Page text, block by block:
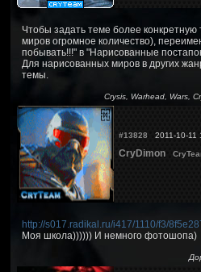
Чтобы задать теме более конкретную
миров огромное количество),
побывать!!!" в "Нарисованные
Для нарисованных миров в других
темы.
Crysis, Warhead, Wars,
#13828 2011-10-11
CryDimon
http://s017.radikal.ru/i417/1110/f3/
Моя школа)))))) И немного фотошопа)